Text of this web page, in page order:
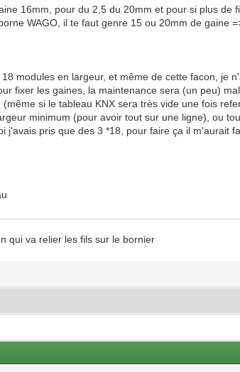
16mm, pour du 2,5 du 20mm et pour si plus
WAGO, il te faut genre 15 ou 20mm de gaine
modules en largeur, et même de cette facon, je
fixer les gaines, la maintenance sera (un peu)
si le tableau KNX sera très vide une fois
minimum (pour avoir tout sur une ligne), ou
pris que des 3 *18, pour faire ça il m'aurait
qui va relier les fils sur le bornier